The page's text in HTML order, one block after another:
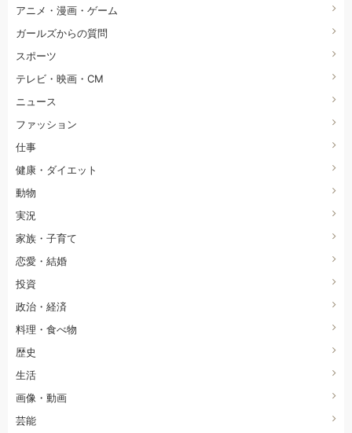
アニメ・漫画・ゲーム
ガールズからの質問
スポーツ
テレビ・映画・CM
ニュース
ファッション
仕事
健康・ダイエット
動物
実況
家族・子育て
恋愛・結婚
投資
政治・経済
料理・食べ物
歴史
生活
画像・動画
芸能